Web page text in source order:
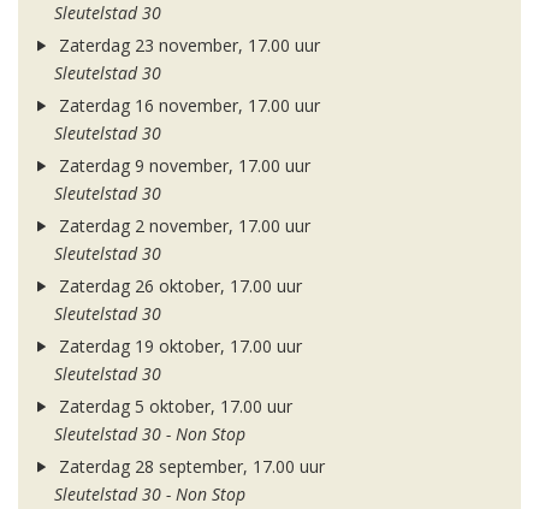
Sleutelstad 30
Zaterdag 23 november, 17.00 uur
Sleutelstad 30
Zaterdag 16 november, 17.00 uur
Sleutelstad 30
Zaterdag 9 november, 17.00 uur
Sleutelstad 30
Zaterdag 2 november, 17.00 uur
Sleutelstad 30
Zaterdag 26 oktober, 17.00 uur
Sleutelstad 30
Zaterdag 19 oktober, 17.00 uur
Sleutelstad 30
Zaterdag 5 oktober, 17.00 uur
Sleutelstad 30 - Non Stop
Zaterdag 28 september, 17.00 uur
Sleutelstad 30 - Non Stop